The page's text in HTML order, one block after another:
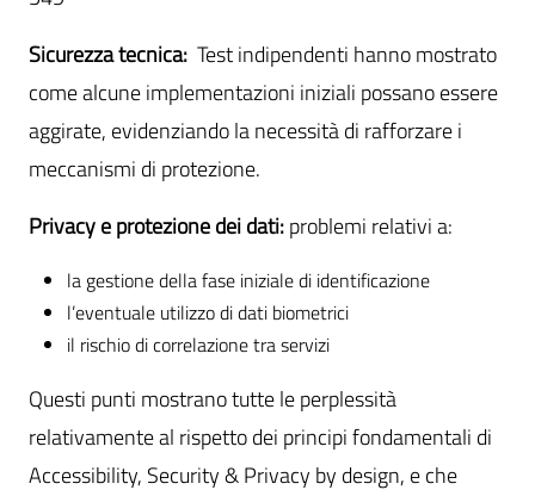
Sicurezza tecnica: Test indipendenti hanno mostrato
come alcune implementazioni iniziali possano essere
aggirate, evidenziando la necessità di rafforzare i
meccanismi di protezione.
Privacy e protezione dei dati:problemi relativi a:
la gestione della fase iniziale di identificazione
l’eventuale utilizzo di dati biometrici
il rischio di correlazione tra servizi
Questi punti mostrano tutte le perplessità
relativamente al rispetto dei principi fondamentali di
Accessibility, Security & Privacy by design, e che